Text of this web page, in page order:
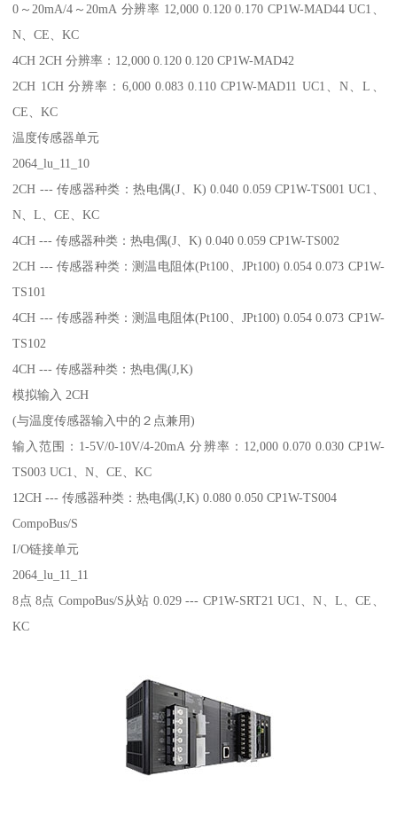
0～20mA/4～20mA 分辨率 12,000 0.120 0.170 CP1W-MAD44 UC1、
N、CE、KC
4CH 2CH 分辨率：12,000 0.120 0.120 CP1W-MAD42
2CH 1CH 分辨率：6,000 0.083 0.110 CP1W-MAD11 UC1、N、L、
CE、KC
温度传感器单元
2064_lu_11_10
2CH --- 传感器种类：热电偶(J、K) 0.040 0.059 CP1W-TS001 UC1、
N、L、CE、KC
4CH --- 传感器种类：热电偶(J、K) 0.040 0.059 CP1W-TS002
2CH --- 传感器种类：测温电阻体(Pt100、JPt100) 0.054 0.073 CP1W-
TS101
4CH --- 传感器种类：测温电阻体(Pt100、JPt100) 0.054 0.073 CP1W-
TS102
4CH --- 传感器种类：热电偶(J,K)
模拟输入 2CH
(与温度传感器输入中的２点兼用)
输入范围：1-5V/0-10V/4-20mA 分辨率：12,000 0.070 0.030 CP1W-
TS003 UC1、N、CE、KC
12CH --- 传感器种类：热电偶(J,K) 0.080 0.050 CP1W-TS004
CompoBus/S
I/O链接单元
2064_lu_11_11
8点 8点 CompoBus/S从站 0.029 --- CP1W-SRT21 UC1、N、L、CE、
KC